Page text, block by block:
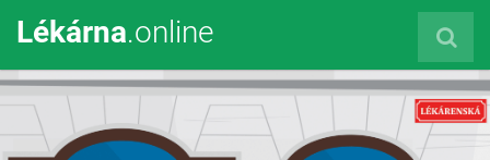
Lékárna.online